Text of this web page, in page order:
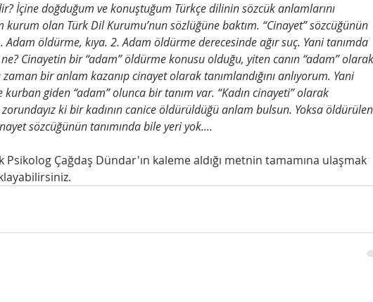
İçine doğduğum ve konuştuğum Türkçe dilinin sözcük anlamlarını
kurum olan Türk Dil Kurumu’nun sözlüğüne baktım. “Cinayet” sözcüğünün
Adam öldürme, kıya. 2. Adam öldürme derecesinde ağır suç. Yani tanımda
ne? Cinayetin bir “adam” öldürme konusu olduğu, yiten canın “adam” olarak
zaman bir anlam kazanıp cinayet olarak tanımlandığını anlıyorum. Yani
kurban giden “adam” olunca bir tanım var. “Kadın cinayeti” olarak
ki bir kadının canice öldürüldüğü anlam bulsun. Yoksa öldürülen
sözcüğünün tanımında bile yeri yok....
Psikolog Çağdaş Dündar'ın kaleme aldığı metnin tamamına ulaşmak